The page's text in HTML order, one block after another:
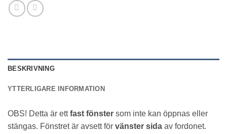
BESKRIVNING
YTTERLIGARE INFORMATION
OBS! Detta är ettfast fönster som inte kan öppnas eller
stängas. Fönstret är avsett för vänster sida av fordonet.